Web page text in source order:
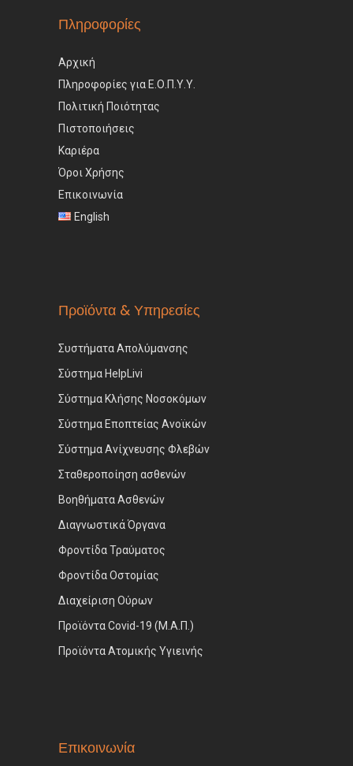
Πληροφορίες
Αρχική
Πληροφορίες για Ε.Ο.Π.Υ.Υ.
Πολιτική Ποιότητας
Πιστοποιήσεις
Καριέρα
Όροι Χρήσης
Επικοινωνία
English
Προϊόντα & Υπηρεσίες
Συστήματα Απολύμανσης
Σύστημα HelpLivi
Σύστημα Κλήσης Νοσοκόμων
Σύστημα Εποπτείας Ανοϊκών
Σύστημα Ανίχνευσης Φλεβών
Σταθεροποίηση ασθενών
Βοηθήματα Ασθενών
Διαγνωστικά Όργανα
Φροντίδα Τραύματος
Φροντίδα Οστομίας
Διαχείριση Ούρων
Προϊόντα Covid-19 (Μ.Α.Π.)
Προϊόντα Ατομικής Υγιεινής
Επικοινωνία